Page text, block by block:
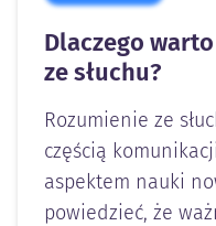
Dlaczego
ze słuchu?
Rozumienie ze
częścią
aspektem nauki
powiedzieć, że